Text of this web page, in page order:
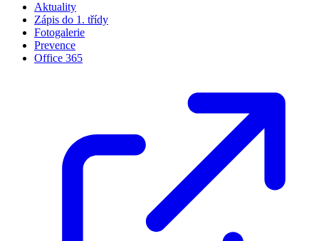
Aktuality
Zápis do 1. třídy
Fotogalerie
Prevence
Office 365